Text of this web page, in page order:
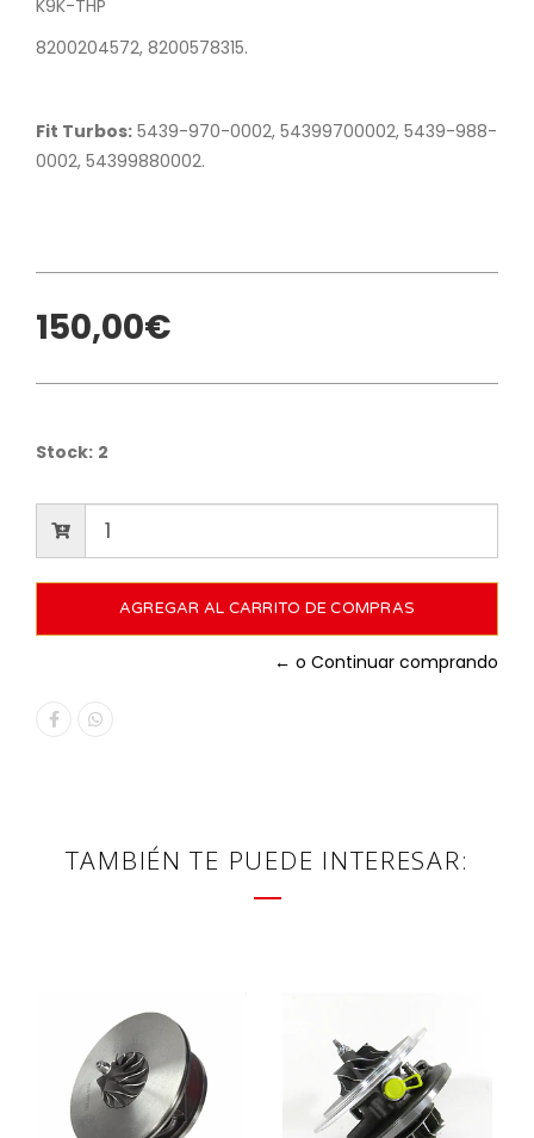
K9K-THP
8200204572, 8200578315.
Fit Turbos: 5439-970-0002, 54399700002, 5439-988-
0002, 54399880002.
150,00€
Stock: 2
← o Continuar comprando
TAMBIÉN TE PUEDE INTERESAR: